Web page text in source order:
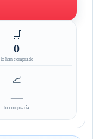
🛒
0
lo han comprado
📈
—
lo compraría